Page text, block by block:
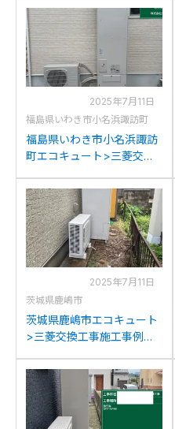
から三菱SRT-S466への交
換
2025年7月11日
福島県いわき市小名浜諏訪町
福島県いわき市小名浜諏訪
町エコキュート>三菱交換
F56PUから三菱SRT-S466
への交換
2025年7月11日
茨城県鹿嶋市
茨城県鹿嶋市エコキュート
>三菱交換工事施工事例：
菱SRT-S466への交換